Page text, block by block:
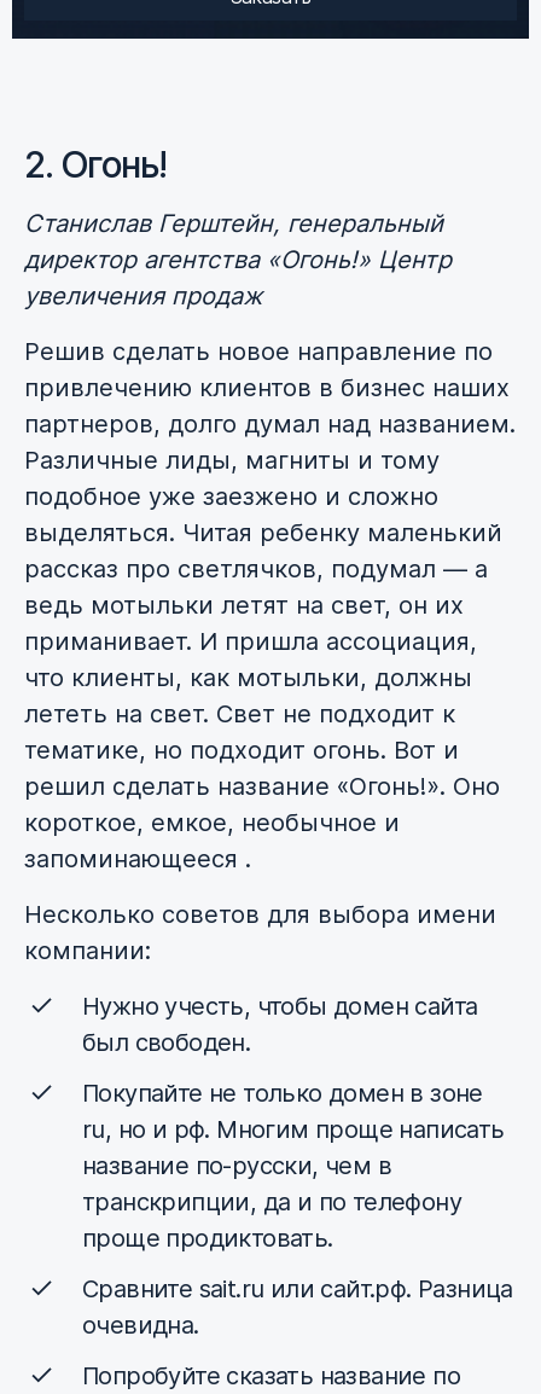
2. Огонь!
Станислав Герштейн, генеральный
директор агентства «Огонь!» Центр
увеличения продаж
Решив сделать новое направление по
привлечению клиентов в бизнес наших
партнеров, долго думал над названием.
Различные лиды, магниты и тому
подобное уже заезжено и сложно
выделяться. Читая ребенку маленький
рассказ про светлячков, подумал — а
ведь мотыльки летят на свет, он их
приманивает. И пришла ассоциация,
что клиенты, как мотыльки, должны
лететь на свет. Свет не подходит к
тематике, но подходит огонь. Вот и
решил сделать название «Огонь!». Оно
короткое, емкое, необычное и
запоминающееся .
Несколько советов для выбора имени
компании:
Нужно учесть, чтобы домен сайта
был свободен.
Покупайте не только домен в зоне
ru, но и рф. Многим проще написать
название по-русски, чем в
транскрипции, да и по телефону
проще продиктовать.
Сравните sait.ru или сайт.рф. Разница
очевидна.
Попробуйте сказать название по